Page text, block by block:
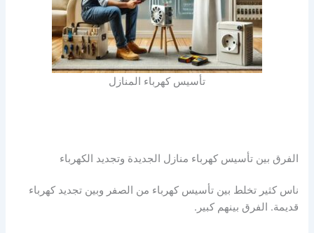
تأسيس كهرباء المنازل
الفرق بين تأسيس كهرباء منازل الجديدة وتجديد الكهرباء
ناس كثير تخلط بين تأسيس كهرباء من الصفر وبين تجديد كهرباء
قديمة. الفرق بينهم كبير.